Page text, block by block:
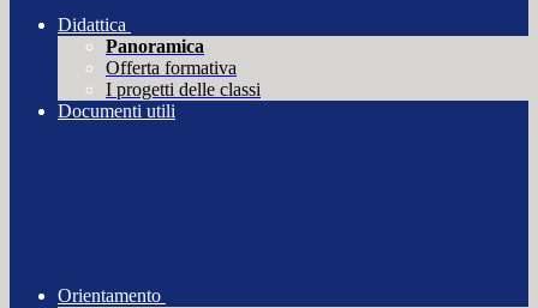
Didattica
Panoramica
Offerta formativa
I progetti delle classi
Documenti utili
Orientamento